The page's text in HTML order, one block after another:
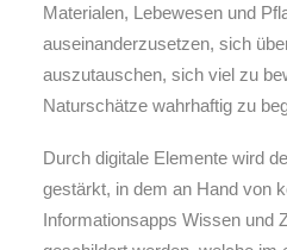
Materialen, Lebewesen und
auseinanderzusetzen, sich
auszutauschen, sich viel zu
Naturschätze wahrhaftig zu
Durch digitale Elemente wird
gestärkt, in dem an Hand von
Informationsapps Wissen und